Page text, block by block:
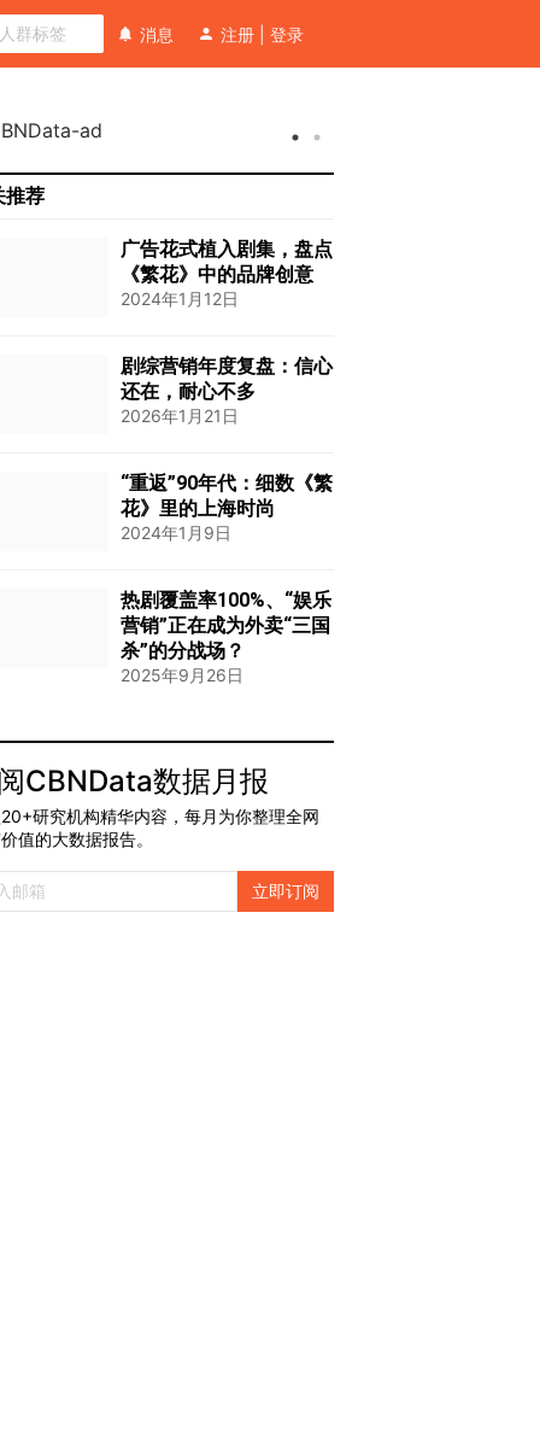
消息 注册 登录
推荐
广告花式植入剧集，盘点
《繁花》中的品牌创意
2024年1月12日
剧综营销年度复盘：信心
还在，耐心不多
2026年1月21日
“重返”90年代：细数《繁
花》里的上海时尚
2024年1月9日
热剧覆盖率100%、“娱乐
营销”正在成为外卖“三国
杀”的分战场？
2025年9月26日
CBNData数据月报
研究机构精华内容，每月为你整理全网
值的大数据报告。
立即订阅